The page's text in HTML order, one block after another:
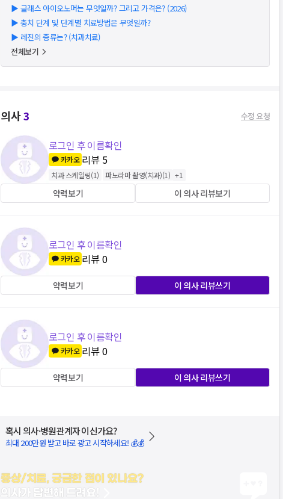
▶ 글래스 아이오노머는 무엇일까? 그리고 가격은? (2026)
▶ 충치 단계 및 단계별 치료방법은 무엇일까?
▶ 레진의 종류는? (치과치료)
전체보기
의사3 수정 요청
로그인 후 이름확인
카카오 리뷰 5
치과 스케일링(1) 파노라마 촬영(치과)(1) +1
약력보기 이 의사 리뷰보기
로그인 후 이름확인
카카오 리뷰0
약력보기 이 의사 리뷰쓰기
로그인 후 이름확인
카카오 리뷰0
약력보기 이 의사 리뷰쓰기
혹시 의사·병원관계자 이신가요?
최대 200만원 받고 바로 광고 시작하세요! 💰💰
증상/치료, 궁금한 점이 있나요?
의사가 답변해 드려요!